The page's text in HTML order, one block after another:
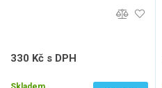
330 Kč s DPH